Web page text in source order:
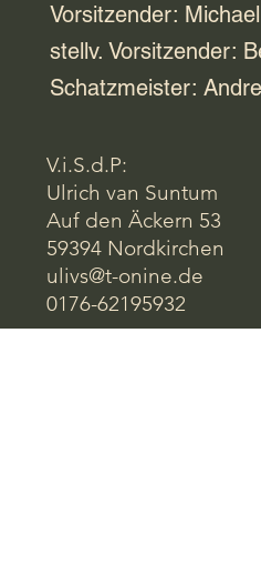
Vorsitzender:
stellv. Vorsitzender:
Schatzmeister:
V.i.S.d.P:
Ulrich van Suntum
Auf den Äckern 53
59394 Nordkirchen
ulivs@t-onine.de
0176-62195932